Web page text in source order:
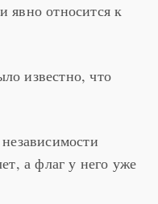
явно относится к
известно, что
а флаг у него уже